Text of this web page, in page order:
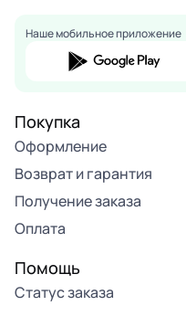
Наше мобильное приложение
Покупка
Оформление
Возврат и гарантия
Получение заказа
Оплата
Помощь
Статус заказа